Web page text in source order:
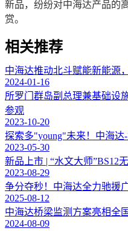
新品，纷纷对中海达产品的
赏。
相关推荐
中海达推动北斗赋能新能源
2024-01-16
所罗门群岛副总理兼基础设
参观
2023-10-20
探索多"young"未来！中海
2023-05-30
新品上市 | “水文大师”BS12
2023-08-29
争分夺秒！中海达全力驰援
2025-08-12
中海达桥梁监测方案亮相全
2024-08-09